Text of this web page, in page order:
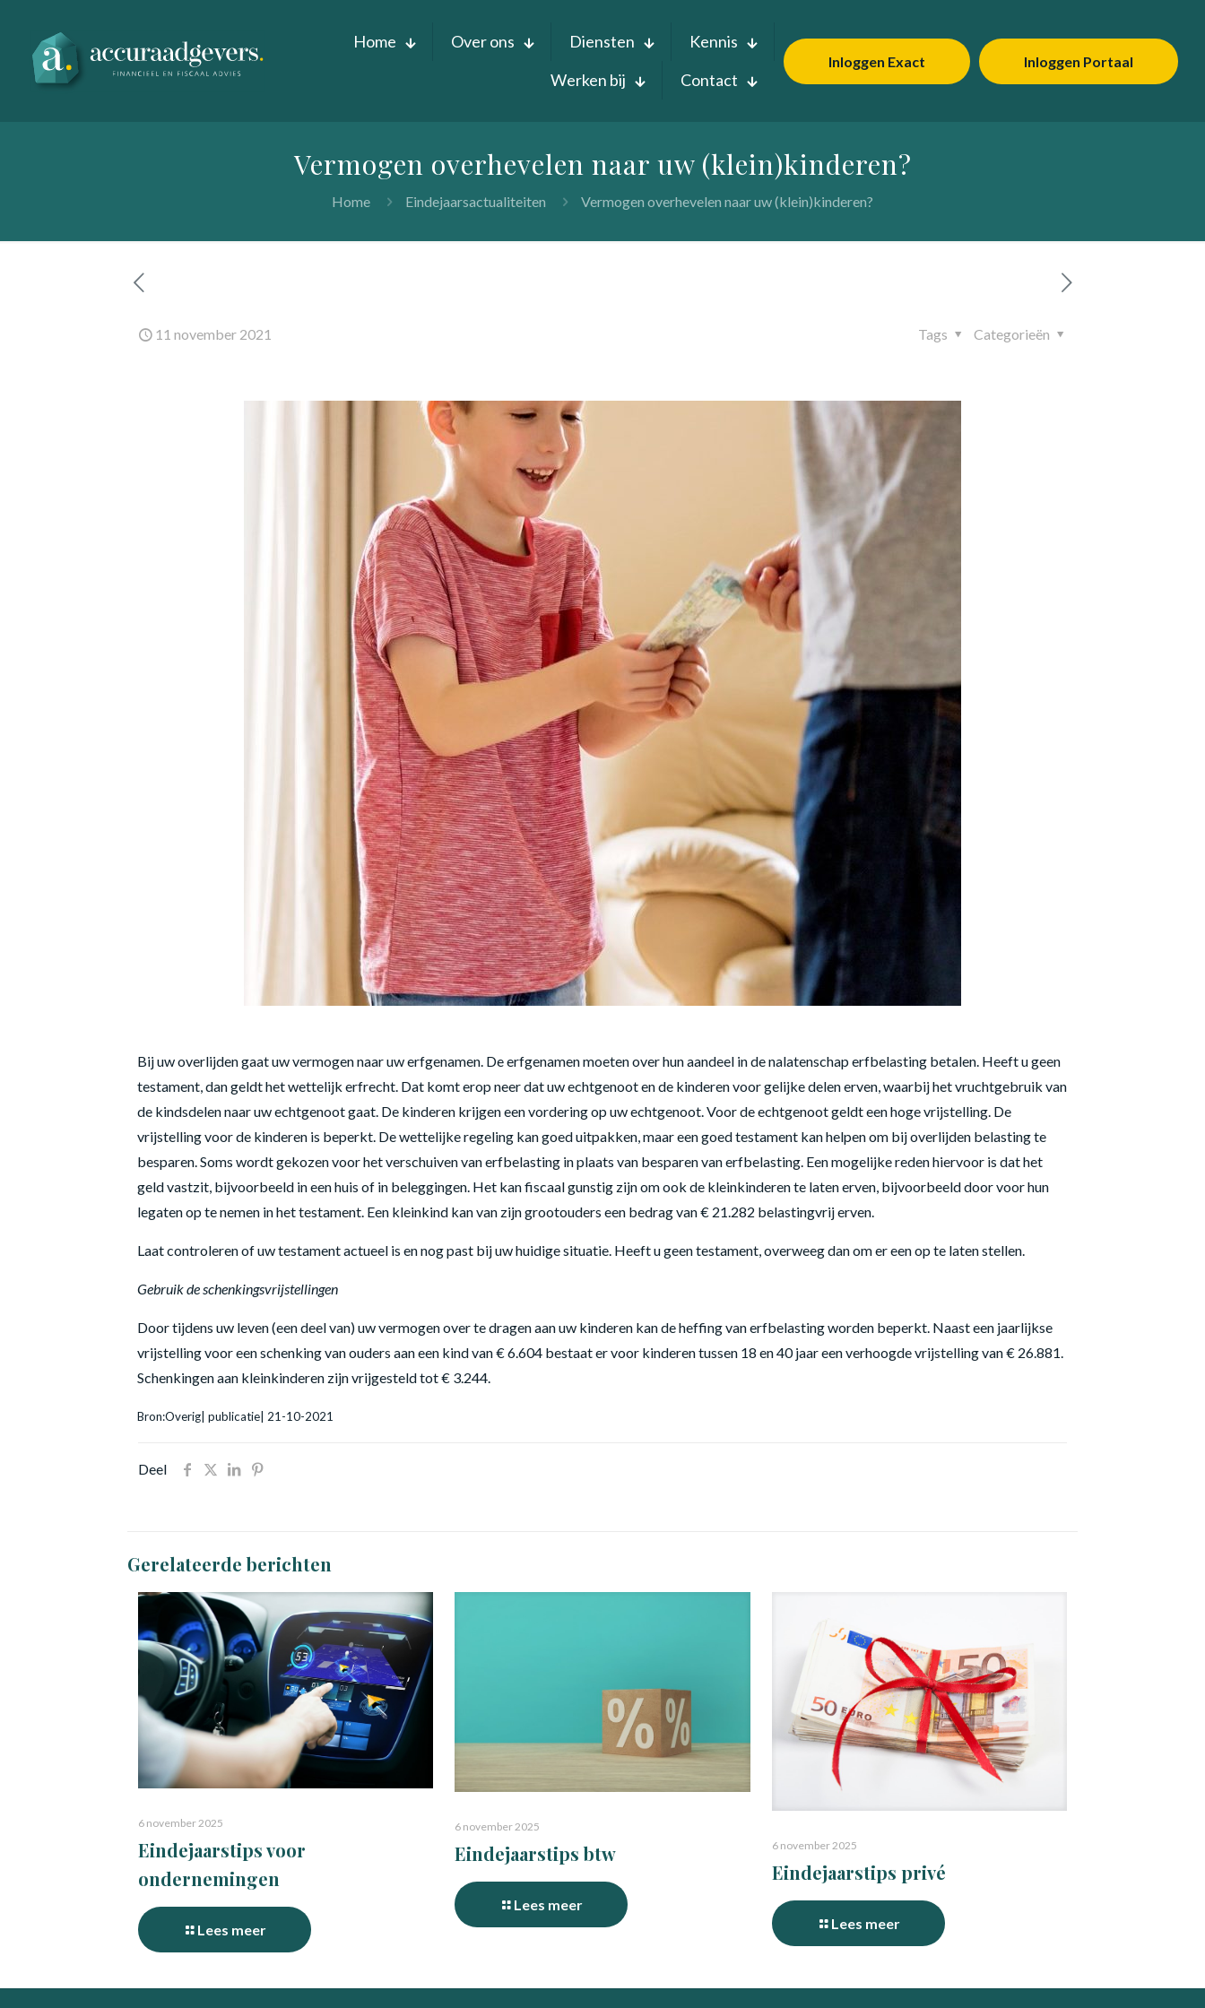
Home Over ons Diensten
Kennis
Werken bij
Contact
Inloggen Exact Inloggen Portaal
Vermogen overhevelen naar uw (klein)kinderen?
Home Eindejaarsactualiteiten Vermogen overhevelen naar uw (klein)kinderen?
11 november 2021 Categorieën
Tags
Bij uw overlijden gaat uw vermogen naar uw erfgenamen. De erfgenamen moeten over hun aandeel in de nalatenschap erfbelasting betalen. Heeft u geen
testament, dan geldt het wettelijk erfrecht. Dat komt erop neer dat uw echtgenoot en de kinderen voor gelijke delen erven, waarbij het vruchtgebruik van
de kindsdelen naar uw echtgenoot gaat. De kinderen krijgen een vordering op uw echtgenoot. Voor de echtgenoot geldt een hoge vrijstelling. De
vrijstelling voor de kinderen is beperkt. De wettelijke regeling kan goed uitpakken, maar een goed testament kan helpen om bij overlijden belasting te
besparen. Soms wordt gekozen voor het verschuiven van erfbelasting in plaats van besparen van erfbelasting. Een mogelijke reden hiervoor is dat het
geld vastzit, bijvoorbeeld in een huis of in beleggingen. Het kan fiscaal gunstig zijn om ook de kleinkinderen te laten erven, bijvoorbeeld door voor hun
legaten op te nemen in het testament. Een kleinkind kan van zijn grootouders een bedrag van € 21.282 belastingvrij erven.
Laat controleren of uw testament actueel is en nog past bij uw huidige situatie. Heeft u geen testament, overweeg dan om er een op te laten stellen.
Gebruik de schenkingsvrijstellingen
Door tijdens uw leven (een deel van) uw vermogen over te dragen aan uw kinderen kan de heffing van erfbelasting worden beperkt. Naast een jaarlijkse
vrijstelling voor een schenking van ouders aan een kind van € 6.604 bestaat er voor kinderen tussen 18 en 40 jaar een verhoogde vrijstelling van € 26.881.
Schenkingen aan kleinkinderen zijn vrijgesteld tot € 3.244.
Bron:Overig| publicatie| 21-10-2021
Deel
Gerelateerde berichten
6 november 2025
Eindejaarstips voor
ondernemingen
Lees meer
6 november 2025
Eindejaarstips btw
Lees meer
6 november 2025
Eindejaarstips privé
Lees meer